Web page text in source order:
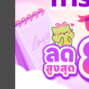
วันที่วางขาย
ความยาว
ราคาปก
ฉบับย้อนหลัง